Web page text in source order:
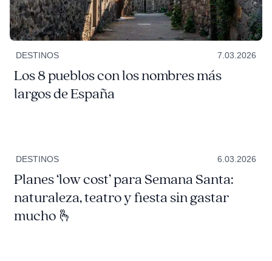
DESTINOS 7.03.2026
Los 8 pueblos con los nombres más
largos de España
DESTINOS 6.03.2026
Planes ‘low cost’ para Semana Santa:
naturaleza, teatro y fiesta sin gastar
mucho 🫰